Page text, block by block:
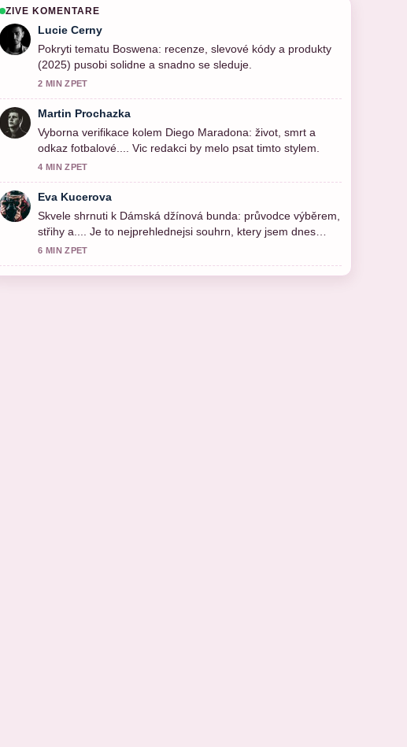
ZIVE KOMENTARE
Lucie Cerny
Pokryti tematu Boswena: recenze, slevové kódy a produkty
(2025) pusobi solidne a snadno se sleduje.
2 MIN ZPET
Martin Prochazka
Vyborna verifikace kolem Diego Maradona: život, smrt a
odkaz fotbalové.... Vic redakci by melo psat timto stylem.
4 MIN ZPET
Eva Kucerova
Skvele shrnuti k Dámská džínová bunda: průvodce výběrem,
střihy a.... Je to nejprehlednejsi souhrn, ktery jsem dnes
videl.
6 MIN ZPET